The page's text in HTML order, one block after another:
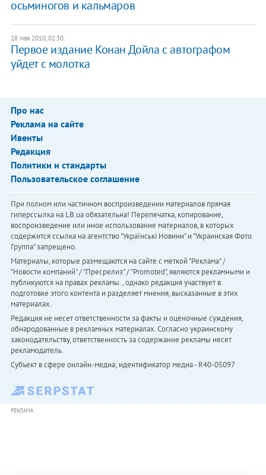
осьминогов и кальмаров
28 мая 2010, 02:30
Первое издание Конан Дойла с автографом
уйдет с молотка
Про нас
Реклама на сайте
Ивенты
Редакция
Политики и стандарты
Пользовательское соглашение
При полном или частичном воспроизведении материалов прямая
гиперссылка на LB.ua обязательна! Перепечатка, копирование,
воспроизведение или иное использование материалов, в которых
содержится ссылка на агентство "Українськi Новини" и "Украинская Фото
Группа" запрещено.
Материалы, которые размещаются на сайте с меткой "Реклама" /
"Новости компаний" / "Пресрелиз" / "Promoted", являются рекламными и
публикуются на правах рекламы. , однако редакция участвует в
подготовке этого контента и разделяет мнения, высказанные в этих
материалах.
Редакция не несет ответственности за факты и оценочные суждения,
обнародованные в рекламных материалах. Согласно украинскому
законодательству, ответственность за содержание рекламы несет
рекламодатель.
Субъект в сфере онлайн-медиа; идентификатор медиа - R40-05097
РЕКЛАМА